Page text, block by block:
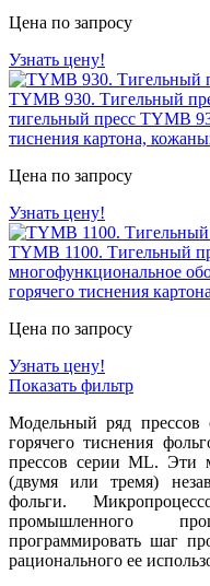
Цена по запросу
Узнать цену!
TYMB 930. Тигельный
тигельный пресс TYMВ
тиснения картона,
Цена по запросу
Узнать цену!
TYMB 1100. Тигельный
многофункциональное
горячего тиснения
Цена по запросу
Узнать цену!
Показать фильтр
Модельный ряд
горячего тиснения
прессов серии ML. Эти
(двумя или тремя)
фольги.
промышленного
программировать шаг
рационального ее